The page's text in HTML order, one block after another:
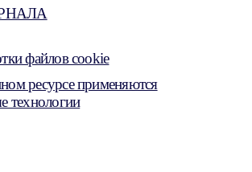
файлов cookie
ресурсе применяются
технологии